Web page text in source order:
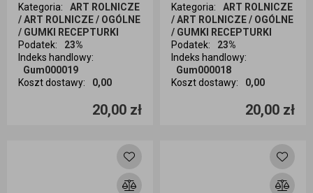
Kategoria:
ART ROLNICZE
/ ART ROLNICZE / OGÓLNE
/ GUMKI RECEPTURKI
Podatek:
23%
Indeks handlowy:
Gum000019
Koszt dostawy: 0,00
20,00 zł
Ilość sztuk
Kategoria:
ART ROLNICZE
/ ART ROLNICZE / OGÓLNE
/ GUMKI RECEPTURKI
Podatek:
23%
Indeks handlowy:
Gum000018
Koszt dostawy: 0,00
20,00 zł
Ilość sztuk